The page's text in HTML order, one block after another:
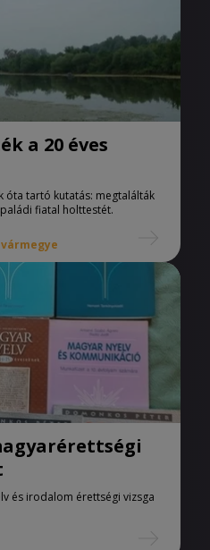
a 20 éves
óta tartó kutatás: megtalálták
fiatal holttestét.
és irodalom érettségi vizsga